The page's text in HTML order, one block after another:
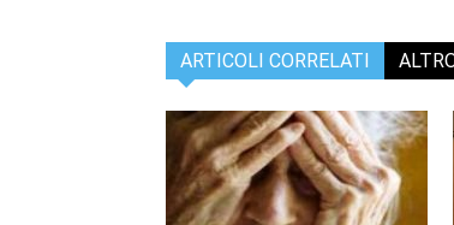
ARTICOLI CORRELATI